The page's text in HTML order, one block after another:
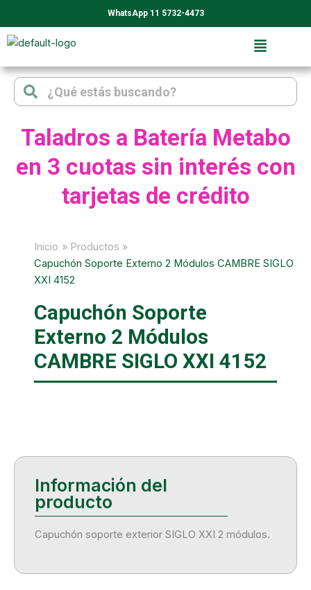
al
contenido
WhatsApp 11 5732-4473
Search Search
Taladros a Batería Metabo
en 3 cuotas sin interés con
tarjetas de crédito
Inicio
Productos
Capuchón Soporte Externo 2 Módulos CAMBRE SIGLO
XXI 4152
Capuchón Soporte
Externo 2 Módulos
CAMBRE SIGLO XXI 4152
Capuchón soporte exterior SIGLO XXI 2 módulos.